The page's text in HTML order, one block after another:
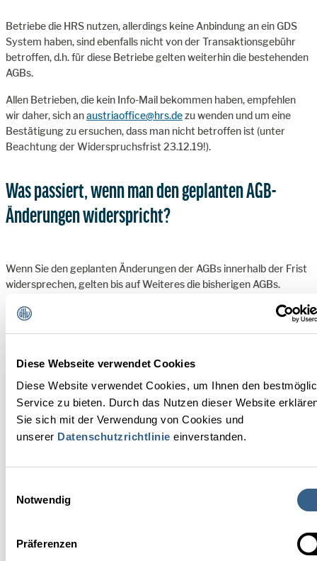
Diese Webseite verwendet Cookies
Diese Website verwendet Cookies, um Ihnen den
Service zu bieten. Durch das Nutzen dieser Website
Sie sich mit der Verwendung von Cookies und
unserer Datenschutzrichtlinie einverstanden.
Notwendig
Präferenzen
Betriebe die HRS nutzen, allerdings keine Anbindung an ein GDS
System haben, sind ebenfalls nicht von der Transaktionsgebühr
betroffen, d.h. für diese Betriebe gelten weiterhin die bestehenden
AGBs.
Allen Betrieben, die kein Info-Mail bekommen haben, empfehlen
wir daher, sich anaustriaoffice@hrs.dezu wenden und um eine
Bestätigung zu ersuchen, dass man nicht betroffen ist (unter
Beachtung der Widerspruchsfrist 23.12.19!).
Was passiert, wenn man den geplanten AGB-
Änderungen widerspricht?
Wenn Sie den geplanten Änderungen der AGBs innerhalb der Frist
widersprechen, gelten bis auf Weiteres die bisherigen AGBs.
und Hannes Schwarz (Managing Director HRS Austria) persönlich
zugesichert, mit diesen Hotelpartnern das direkte Gespräch zu
Kündigungsrecht Gebrauch zu machen, wobei eine solche
durchaus als Missbrauch einer marktbeherrschenden Stellung
anzusehen und damit anfechtbar wäre.
Für eine qualifizierte Entscheidung, wie man als HotelpartnerIn
maßgeblich:
Welche Bedeutung hat HRS für das Unternehmen?
(generiertes Nächtigungsvolumen, Ertrag)
Mit welchen zusätzlichen Kosten habe ich 2020 tatsächlich
zu rechnen? Hier ist es wichtig, genau zu analysieren, welche